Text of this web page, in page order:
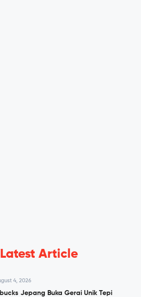
Latest Article
4, 2026
Jepang Buka Gerai Unik Tepi